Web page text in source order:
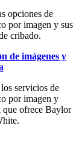
opciones de
por imagen y sus
cribado.
de imágenes y
servicios de
por imagen y
que ofrece Baylor